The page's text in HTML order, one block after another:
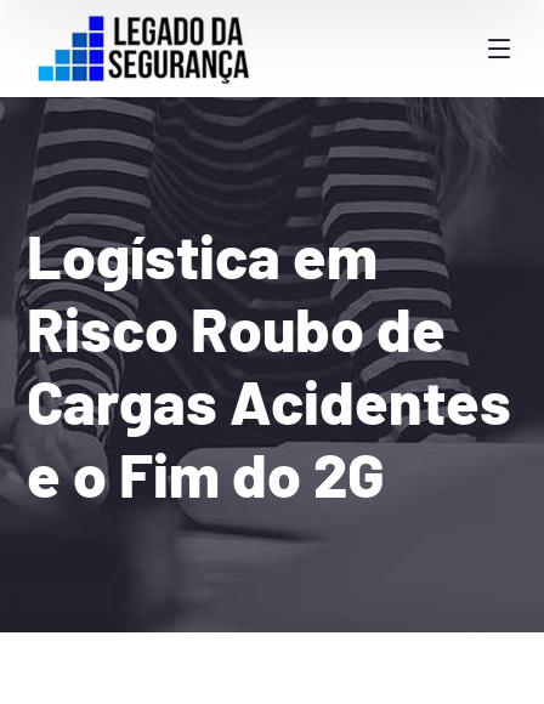
Logística em
Risco Roubo de
Cargas Acidentes
e o Fim do 2G